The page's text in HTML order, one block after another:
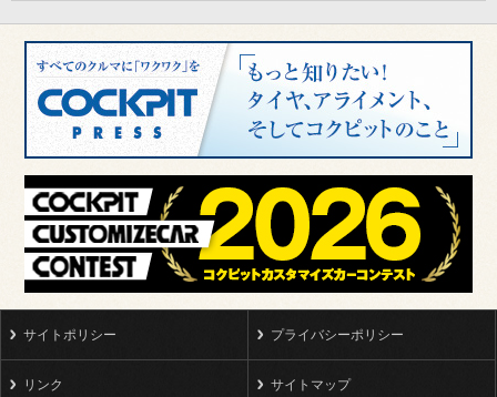
サイトポリシー プライバシーポリシー
リンク サイトマップ